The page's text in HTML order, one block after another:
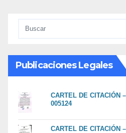
Publicaciones Legales
CARTEL DE CITACIÓN
005124
CARTEL DE CITACIÓN